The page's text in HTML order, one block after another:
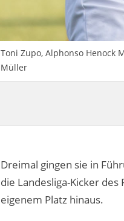
Toni Zupo, Alphonso Henock
Müller
Dreimal gingen sie in
die Landesliga-Kicker
eigenem Platz hinaus.